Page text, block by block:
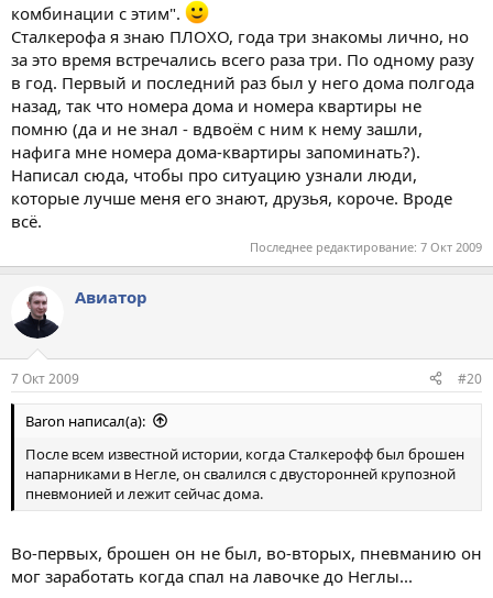
комбинации с этим".
Сталкерофа я знаю ПЛОХО, года три знакомы лично, но
за это время встречались всего раза три. По одному разу
в год. Первый и последний раз был у него дома полгода
назад, так что номера дома и номера квартиры не
помню (да и не знал - вдвоём с ним к нему зашли,
нафига мне номера дома-квартиры запоминать?).
Написал сюда, чтобы про ситуацию узнали люди,
которые лучше меня его знают, друзья, короче. Вроде
всё.
Последнее редактирование: 7 Окт 2009
Авиатор
7 Окт 2009 #20
Baron написал(а):
После всем известной истории, когда Сталкерофф был брошен
напарниками в Негле, он свалился с двусторонней крупозной
пневмонией и лежит сейчас дома.
Во-первых, брошен он не был, во-вторых, пневманию он
мог заработать когда спал на лавочке до Неглы...